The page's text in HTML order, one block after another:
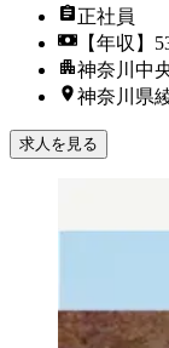
正社員
【年収】
神奈川中
神奈川県
求人を見る